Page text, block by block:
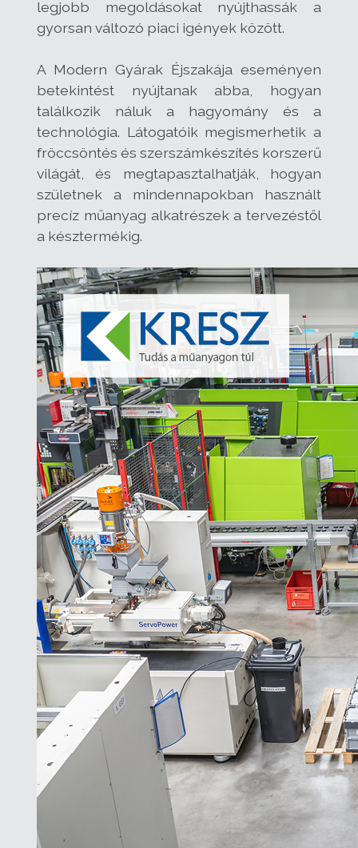
legjobb megoldásokat nyújthassák a
gyorsan változó piaci igények között.
A Modern Gyárak Éjszakája eseményen
betekintést nyújtanak abba, hogyan
találkozik náluk a hagyomány és a
technológia. Látogatóik megismerhetik a
fröccsöntés és szerszámkészítés korszerű
világát, és megtapasztalhatják, hogyan
születnek a mindennapokban használt
precíz műanyag alkatrészek a tervezéstől
a késztermékig.